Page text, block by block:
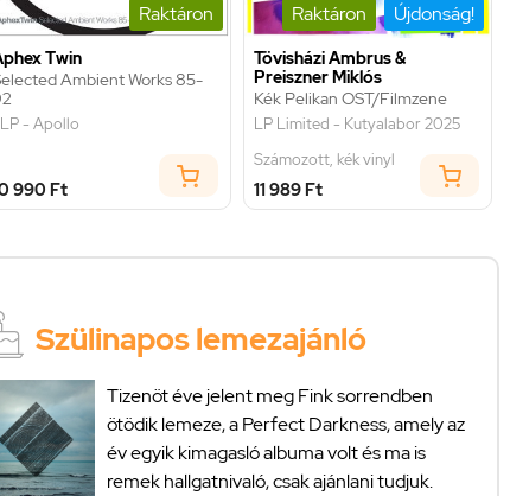
Raktáron
Twin
Ambient Works 85-
- Apollo
990 Ft
Raktáron Újdonság!
Tövisházi Ambrus &
Preiszner Miklós
Kék Pelikan OST/Filmzene
LP Limited - Kutyalabor 2025
Számozott, kék vinyl
11 989 Ft
Szülinapos lemezajánló
Tizenöt éve jelent meg Fink sorrendben
ötödik lemeze, a Perfect Darkness, amely az
év egyik kimagasló albuma volt és ma is
remek hallgatnivaló, csak ajánlani tudjuk.